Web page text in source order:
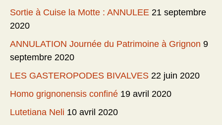
Sortie à Cuise la Motte : ANNULEE 21 septembre
2020
ANNULATION Journée du Patrimoine à Grignon 9
septembre 2020
LES GASTEROPODES BIVALVES 22 juin 2020
Homo grignonensis confiné 19 avril 2020
Lutetiana Neli 10 avril 2020